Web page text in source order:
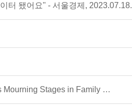
터 됐어요" - 서울경제, 2023.07.18.
Mourning Stages in Family …